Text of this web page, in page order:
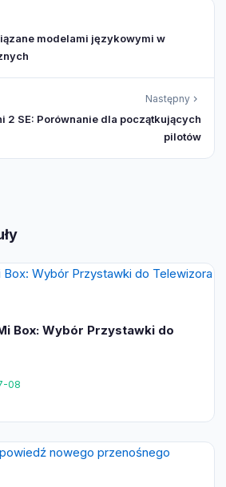
modelami językowymi w
Następny
2 SE: Porównanie dla początkujących
pilotów
Box: Wybór Przystawki do
08